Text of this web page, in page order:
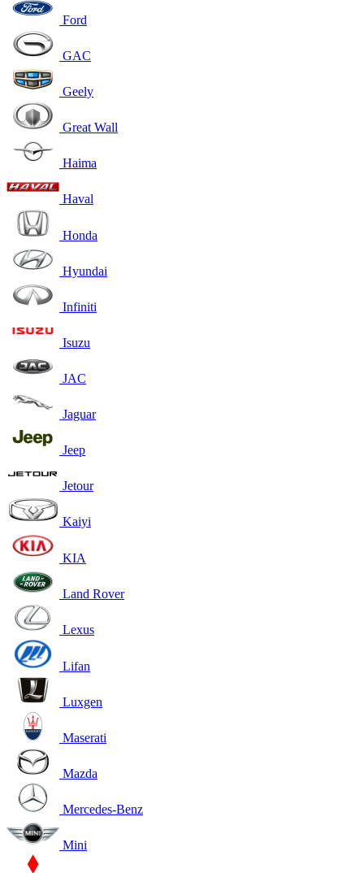
Ford
GAC
Geely
Great Wall
Haima
Haval
Honda
Hyundai
Infiniti
Isuzu
JAC
Jaguar
Jeep
Jetour
Kaiyi
KIA
Land Rover
Lexus
Lifan
Luxgen
Maserati
Mazda
Mercedes-Benz
Mini